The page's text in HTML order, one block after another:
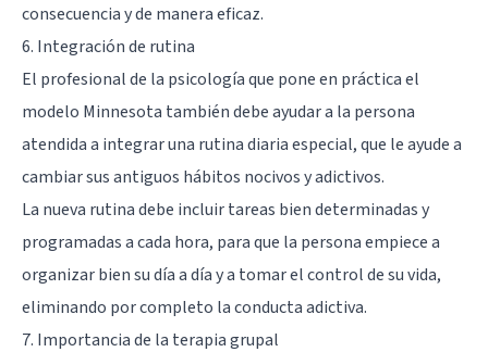
consecuencia y de manera eficaz.
6. Integración de rutina
El profesional de la psicología que pone en práctica el
modelo Minnesota también debe ayudar a la persona
atendida a integrar una rutina diaria especial, que le ayude a
cambiar sus antiguos hábitos nocivos y adictivos.
La nueva rutina debe incluir tareas bien determinadas y
programadas a cada hora, para que la persona empiece a
organizar bien su día a día y a tomar el control de su vida,
eliminando por completo la conducta adictiva.
7. Importancia de la terapia grupal